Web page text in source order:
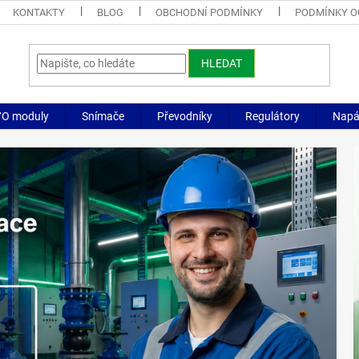
KONTAKTY BLOG OBCHODNÍ PODMÍNKY PODMÍNKY
HLEDAT
moduly Snímače Převodníky Regulátory